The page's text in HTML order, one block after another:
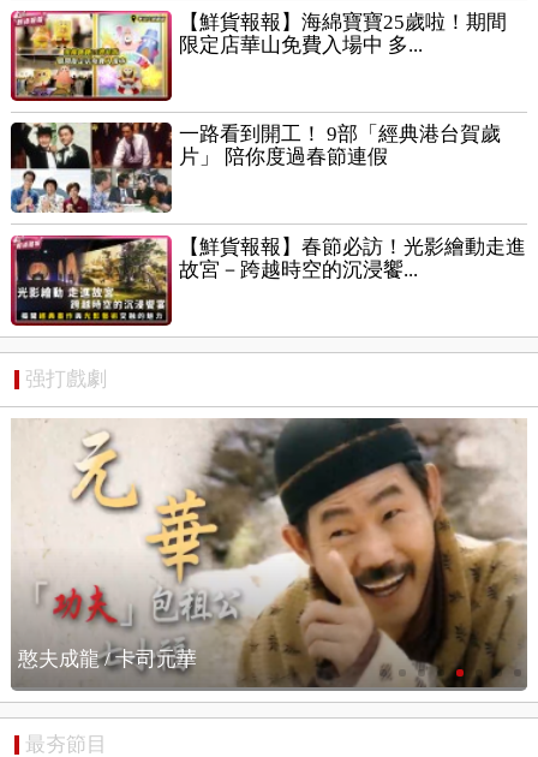
【鮮貨報報】海綿寶寶25歲啦！期間
限定店華山免費入場中 多...
一路看到開工！ 9部「經典港台賀歲
片」 陪你度過春節連假
【鮮貨報報】春節必訪！光影繪動走進
故宮－跨越時空的沉浸饗...
强打戲劇
憨夫成龍 / 搶先看
最夯節目